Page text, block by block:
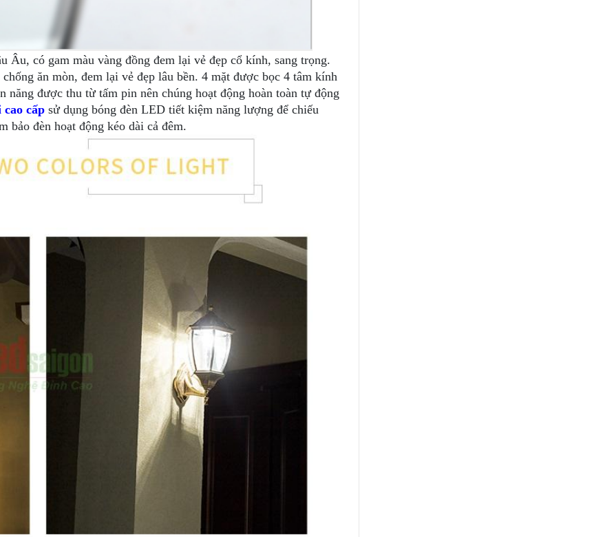
Âu, có gam màu vàng đồng đem lại vẻ đẹp cổ kính, sang trọng.
ăn mòn, đem lại vẻ đẹp lâu bền. 4 mặt được bọc 4 tâm kính
năng được thu từ tấm pin nên chúng hoạt động hoàn toàn tự động
cấpsử dụng bóng đèn LED tiết kiệm năng lượng để chiếu
bảo đèn hoạt động kéo dài cả đêm.